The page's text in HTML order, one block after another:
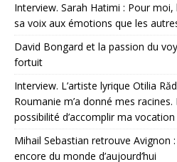
Interview. Sarah Hatimi : Pour
sa voix aux émotions que les
David Bongard et la passion du
fortuit
Interview. L’artiste lyrique Otilia
Roumanie m’a donné mes
possibilité d’accomplir ma vocation
Mihail Sebastian retrouve Avignon
encore du monde d’aujourd’hui